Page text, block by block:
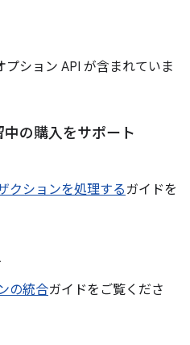
ション API が含まれていま
の購入をサポート
クションを処理する ガイドを
の統合ガイドをご覧くださ